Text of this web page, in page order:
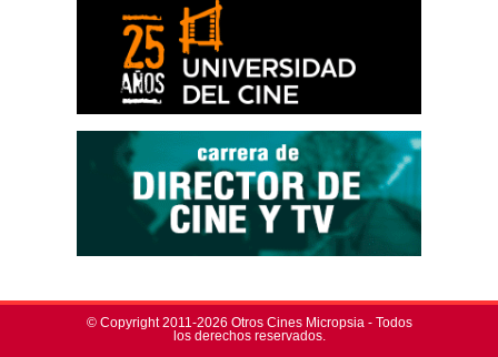
© Copyright 2011-2026 Otros Cines Micropsia - Todos
los derechos reservados.